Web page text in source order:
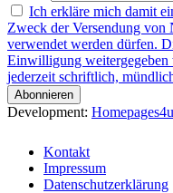
Ich erkläre mich damit
Zweck der Versendung
verwendet werden dürfen.
Einwilligung weitergegeben
jederzeit schriftlich,
Development: Homepages4u
Kontakt
Impressum
Datenschutzerklärung